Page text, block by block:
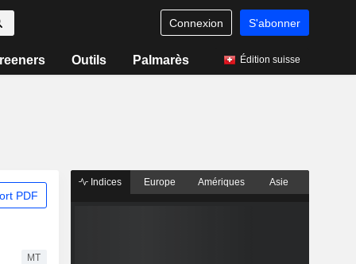
Connexion S'abonner
Outils Palmarès Édition suisse
PDF
MT
Indices Europe Amériques Asie